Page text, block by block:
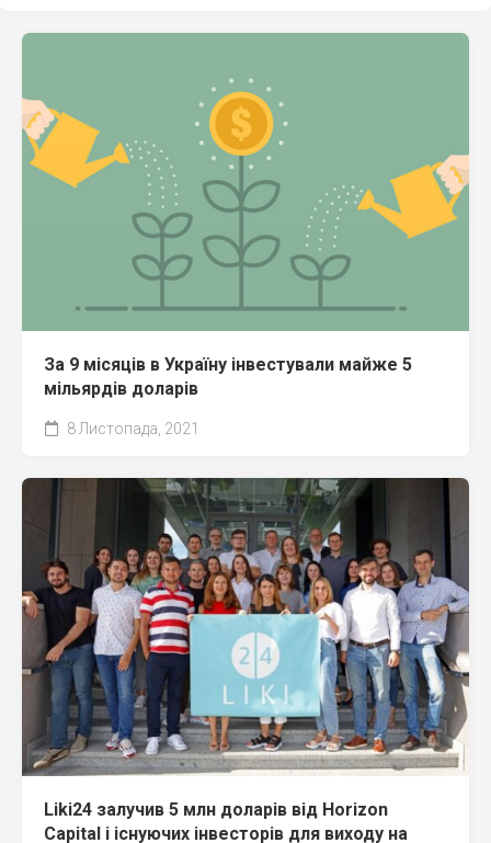
За 9 місяців в Україну інвестували майже 5
мільярдів доларів
8 Листопада, 2021
Liki24 залучив 5 млн доларів від Horizon
Capital і існуючих інвесторів для виходу на